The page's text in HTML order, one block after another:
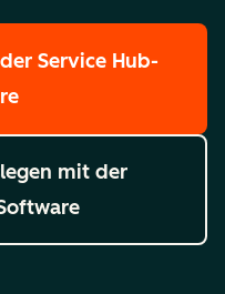
Service Hub-
mit der